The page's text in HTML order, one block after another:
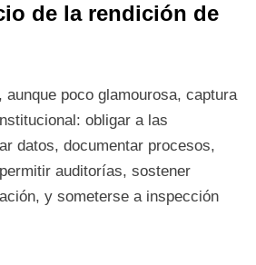
de la rendición de
aunque poco glamourosa, captura
obligar a las
datos, documentar procesos,
auditorías, sostener
y someterse a inspección